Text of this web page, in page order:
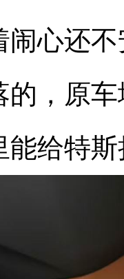
闹心还
的，原
能给特